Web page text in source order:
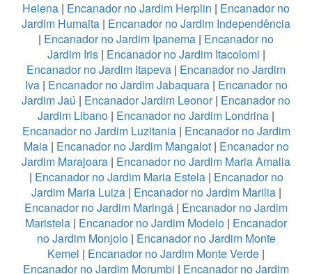
Helena | Encanador no Jardim Herplin | Encanador no
Jardim Humaita | Encanador no Jardim Independência
| Encanador no Jardim Ipanema | Encanador no
Jardim Iris| Encanador no Jardim Itacolomi |
Encanador no Jardim Itapeva | Encanador no Jardim
Iva| Encanador no Jardim Jabaquara| Encanador no
Jardim Jaú | Encanador Jardim Leonor| Encanador no
Jardim Libano | Encanador no Jardim Londrina |
Encanador no Jardim Luzitania| Encanador no Jardim
Maia| Encanador no Jardim Mangalot| Encanador no
Jardim Marajoara | Encanador no Jardim Maria Amalia
| Encanador no Jardim Maria Estela| Encanador no
Jardim Maria Luiza| Encanador no Jardim Marilia|
Encanador no Jardim Maringá | Encanador no Jardim
Maristela | Encanador no Jardim Modelo | Encanador
no Jardim Monjolo| Encanador no Jardim Monte
Kemel | Encanador no Jardim Monte Verde |
Encanador no Jardim Morumbi | Encanador no Jardim